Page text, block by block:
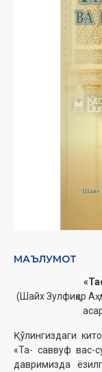
МАЪЛУМОТ
(Шайх Зулфиқор
Қўлингиздаги
«Та- саввуф вас-
давримизда